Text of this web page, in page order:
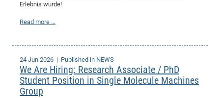
Erlebnis wurde!
Read more …
24 Jun 2026 | Published in NEWS
We Are Hiring: Research Associate / PhD
Student Position in Single Molecule Machines
Group